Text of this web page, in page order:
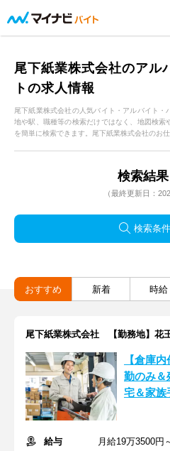
尾下紙業株式会社のアル
トの求人情報
尾下紙業株式会社の人気バイト・アルバイト・
地や駅、職種等の検索だけではなく、地図検
を簡単に検索できます。尾下紙業株式会社のお
検索結果
（最終更新日：
検索条
おすすめ 新着 時給
尾下紙業株式会社 【勤務地】花
【倉庫
勤のみ
宅＆家
給与
月給19万3500